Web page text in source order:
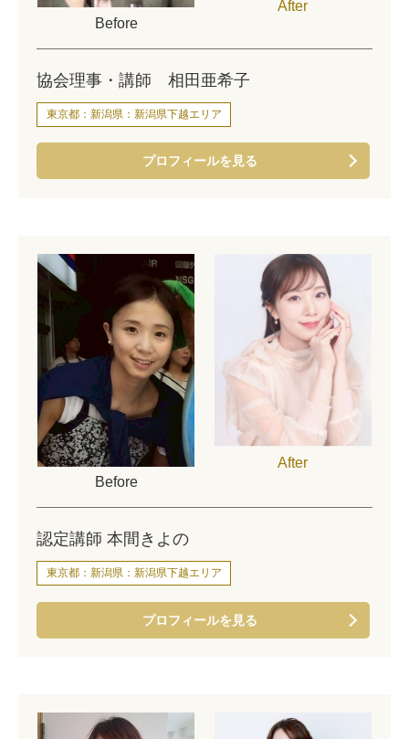
Before
After
協会理事・講師 相田亜希子
東京都：新潟県：新潟県下越エリア
プロフィールを見る
Before
After
認定講師 本間きよの
東京都：新潟県：新潟県下越エリア
プロフィールを見る